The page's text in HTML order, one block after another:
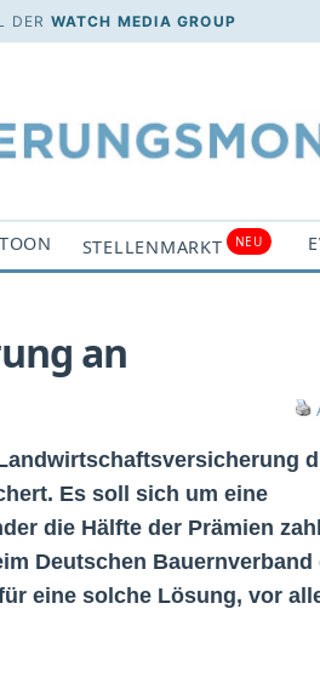
DER WATCH MEDIA GROUP
STELLENMARKT NEU
an
Es soll sich um eine
die Hälfte der Prämien
Deutschen Bauernverband
eine solche Lösung, vor